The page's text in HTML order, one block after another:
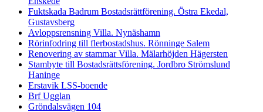
Fuktskada Badrum Bostadsrättförening. Östra Ekedal,
Gustavsberg
Avloppsrensning Villa. Nynäshamn
Rörinfodring till flerbostadshus. Rönninge Salem
Renovering av stammar Villa. Mälarhöjden Hägersten
Stambyte till Bostadsrättsförening. Jordbro Strömslund
Haninge
Erstavik LSS-boende
Brf Ugglan
Gröndalsvägen 104